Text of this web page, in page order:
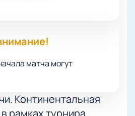
матча могут
Континентальная